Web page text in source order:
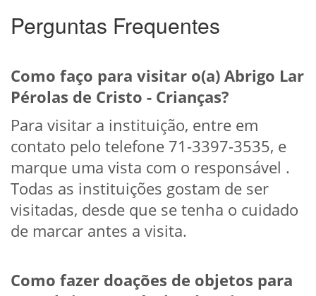
Perguntas Frequentes
Como faço para visitar o(a) Abrigo Lar
Pérolas de Cristo - Crianças?
Para visitar a instituição, entre em
contato pelo telefone 71-3397-3535, e
marque uma vista com o responsável .
Todas as instituições gostam de ser
visitadas, desde que se tenha o cuidado
de marcar antes a visita.
Como fazer doações de objetos para